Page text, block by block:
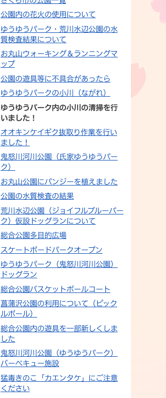
公園内の花火の使用について
ゆうゆうパーク・荒川水辺公園の水
質検査結果について
お丸山ウォーキング＆ランニングマ
ップ
公園の遊具等に不具合があったら
ゆうゆうパークの小川（ながれ）
ゆうゆうパーク内の小川の清掃を行
いました！
オオキンケイギク抜取り作業を行い
ました！
鬼怒川河川公園（氏家ゆうゆうパー
ク）
お丸山公園にパンジーを植えました
公園の水質検査の結果
荒川水辺公園（ジョイフルブルーパー
ク）仮設ドッグランについて
総合公園多目的広場
スケートボードパークオープン
ゆうゆうパーク（鬼怒川河川公園）
ドッグラン
総合公園バスケットボールコート
菖蒲沢公園の利用について（ピック
ルボール）
総合公園内の遊具を一部新しくしま
した
鬼怒川河川公園（ゆうゆうパーク）
バーベキュー施設
猛毒きのこ「カエンタケ」にご注意
ください